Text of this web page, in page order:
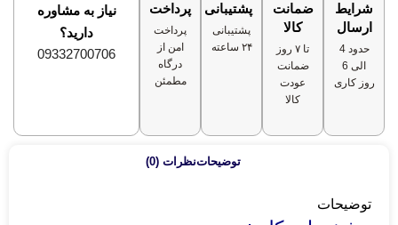
شرایط
ارسال
حدود 4
الی 6
روز کاری
ضمانت
کالا
تا ۷ روز
ضمانت
عودت
کالا
پشتیبانی
پشتیبانی
۲۴ ساعته
پرداخت
پرداخت
امن از
درگاه
مطمئن
نیاز به مشاوره
دارید؟
09332700706
توضیحاتنظرات (0)
توضیحات